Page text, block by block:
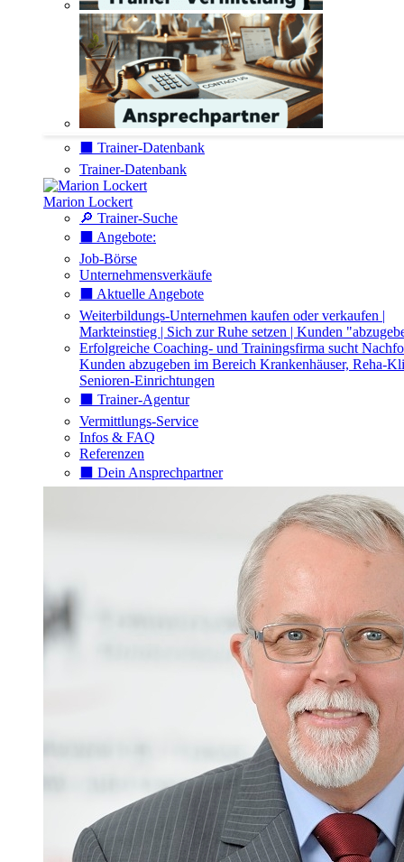
⬛️ Trainer-Datenbank
Trainer-Datenbank
Marion Lockert
🔎 Trainer-Suche
⬛️ Angebote:
Job-Börse
Unternehmensverkäufe
⬛️ Aktuelle Angebote
Weiterbildungs-Unternehmen kaufen oder verkaufen |
Markteinstieg | Sich zur Ruhe setzen | Kunden
Erfolgreiche Coaching- und Trainingsfirma sucht
Kunden abzugeben im Bereich Krankenhäuser, Reha-
Senioren-Einrichtungen
⬛️ Trainer-Agentur
Vermittlungs-Service
Infos & FAQ
Referenzen
⬛️ Dein Ansprechpartner